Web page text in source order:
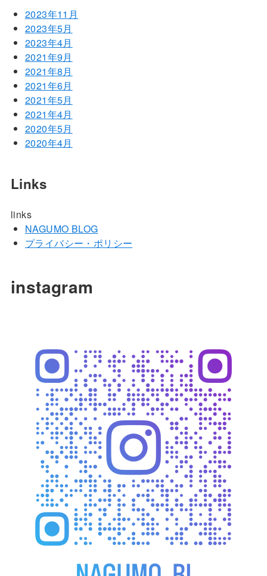
2023年11月
2023年5月
2023年4月
2021年9月
2021年8月
2021年6月
2021年5月
2021年4月
2020年5月
2020年4月
Links
links
NAGUMO BLOG
プライバシー・ポリシー
instagram